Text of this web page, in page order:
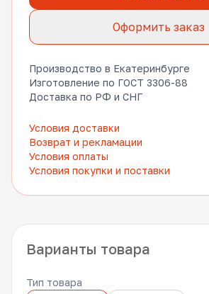
Оформить заказ
Производство в Екатеринбурге
Изготовление по ГОСТ 3306-88
Доставка по РФ и СНГ
Условия доставки
Возврат и рекламации
Условия оплаты
Условия покупки и поставки
Варианты товара
Тип товара